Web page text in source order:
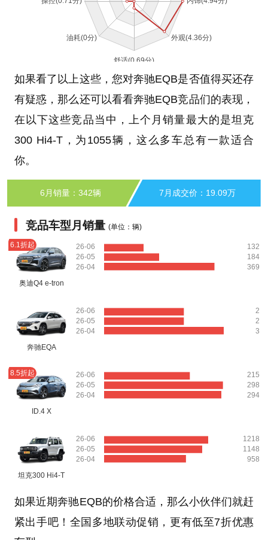
如果看了以上这些，您对奔驰EQB是否值得买还存
有疑惑，那么还可以看看奔驰EQB竞品们的表现，
在以下这些竞品当中，上个月销量最大的是坦克
300 Hi4-T，为1055辆，这么多车总有一款适合
你。
6月销量：342辆 7月成交价：19.09万
竞品车型月销量 (单位：辆)
6.1折起
奥迪Q4 e-tron
26-06
26-05
26-04
132
184
369
奔驰EQA
26-06
26-05
26-04
2
2
3
8.5折起
ID.4 X
26-06
26-05
26-04
215
298
294
坦克300 Hi4-T
26-06
26-05
26-04
1218
1148
958
如果近期奔驰EQB的价格合适，那么小伙伴们就赶
紧出手吧！全国多地联动促销，更有低至7折优惠